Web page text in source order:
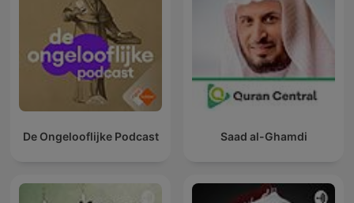
De Ongelooflijke Podcast Saad al-Ghamdi